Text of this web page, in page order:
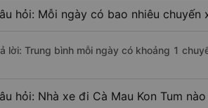
hỏi: Mỗi ngày có bao nhiêu chuyến
lời: Trung bình mỗi ngày có khoảng 1
hỏi: Nhà xe đi Cà Mau Kon Tum